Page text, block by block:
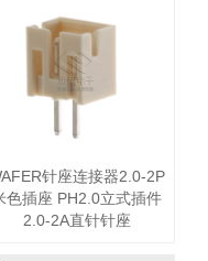
针座连接器2.0-2P
色插座 PH2.0立式插件
2.0-2A直针针座